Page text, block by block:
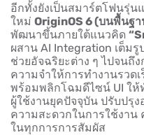
อีกทั้งยังเป็นสมาร์ตโฟนรุ่
ใหม่ OriginOS 6(บนพื้นฐา
พัฒนาขึ้นภายใต้แนวคิด
ผสาน AI Integration เต็มรู
ช่วยอัจฉริยะต่าง ๆ ไปจนถึ
ความจำให้การทำงานรวด
พร้อมพลิกโฉมดีไซน์ UI ให้
ผู้ใช้งานยุคปัจจุบัน ปรับปรุง
ความสะดวกในการใช้งาน
ในทุกการการสัมผัส